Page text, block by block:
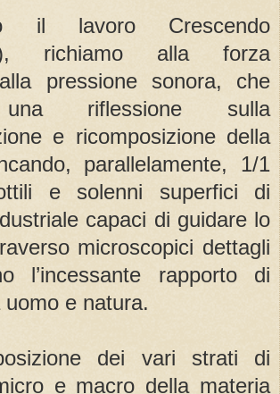
il lavoro Crescendo
richiamo alla forza
pressione sonora, che
riflessione sulla
e ricomposizione della
parallelamente, 1/1
e solenni superfici di
capaci di guidare lo
microscopici dettagli
l’incessante rapporto di
e natura.
dei vari strati di
e macro della materia